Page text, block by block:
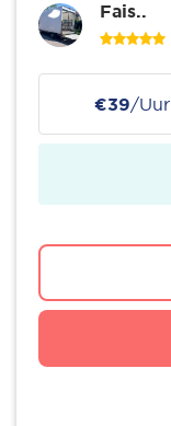
Fais..
€39/Uur